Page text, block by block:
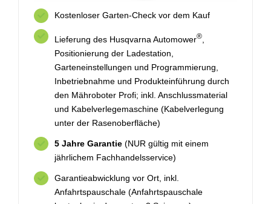
Kostenloser Garten-Check vor dem Kauf
Lieferung des Husqvarna Automower®,
Positionierung der Ladestation,
Garteneinstellungen und Programmierung,
Inbetriebnahme und Produkteinführung durch
den Mähroboter Profi; inkl. Anschlussmaterial
und Kabelverlegemaschine (Kabelverlegung
unter der Rasenoberfläche)
5 Jahre Garantie(NUR gültig mit einem
jährlichem Fachhandelsservice)
Garantieabwicklung vor Ort, inkl.
Anfahrtspauschale (Anfahrtspauschale